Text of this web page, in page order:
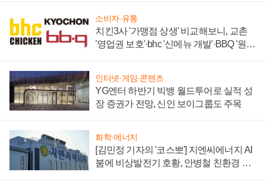
소비자·유통
치킨3사 '가맹점 상생' 비교해보니, 교촌
'영업권 보호'·bhc '신메뉴 개발'·BBQ '원가
인터넷·게임·콘텐츠
YG엔터 하반기 빅뱅 월드투어로 실적 성
장 증권가 전망, 신인 보이그룹도 주목
화학·에너지
[김민정 기자의 '코스뽀'] 지엔씨에너지 AI
붐에 비상발전기 호황, 안병철 친환경 에